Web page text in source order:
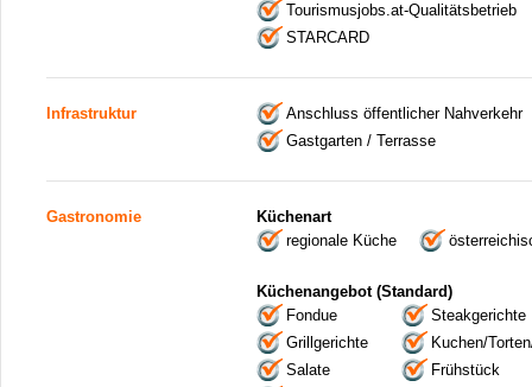
Tourismusjobs.at-Qualitätsbetrieb
STARCARD
Infrastruktur
Anschluss öffentlicher Nahverkehr
Gastgarten / Terrasse
Gastronomie
Küchenart
regionale Küche
Küchenangebot (Standard)
Fondue
Steakgerichte
Grillgerichte
Kuchen/
Salate
Frühstück